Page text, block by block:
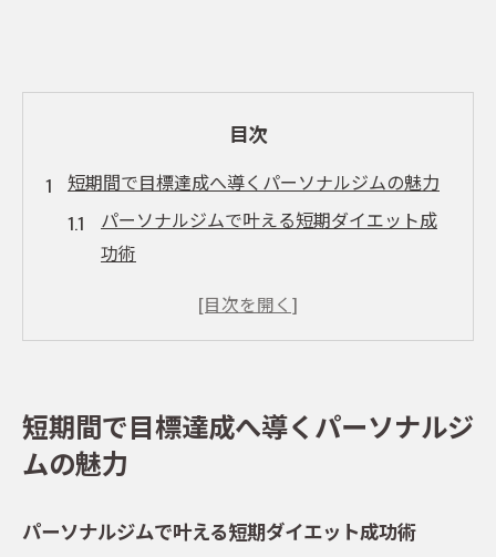
目次
短期間で目標達成へ導くパーソナルジムの魅力
パーソナルジムで叶える短期ダイエット成
功術
五反田のパーソナルジムが選ばれる理由と
理想の体型実現に最適なジム環境の特徴
続けやすいパーソナルジムのモチベーショ
パーソナルトレーニングで理想の体型を実現
短期間で目標達成へ導くパーソナルジ
ムの魅力
パーソナルジムで叶える短期ダイエット成功術